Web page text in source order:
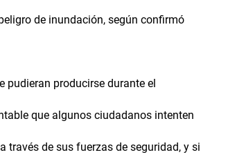
de inundación, según confirmó
pudieran producirse durante el
que algunos ciudadanos intenten
través de sus fuerzas de seguridad, y si